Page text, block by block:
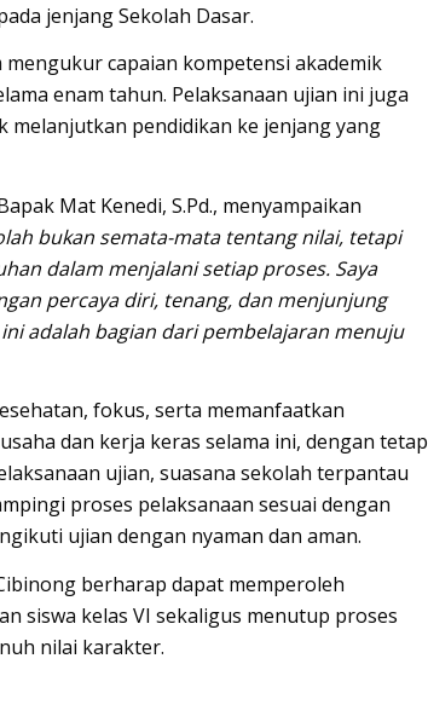
jenjang Sekolah Dasar.
capaian kompetensi akademik
enam tahun. Pelaksanaan ujian ini juga
melanjutkan pendidikan ke jenjang yang
Mat Kenedi, S.Pd., menyampaikan
bukan semata-mata tentang nilai, tetapi
dalam menjalani setiap proses. Saya
percaya diri, tenang, dan menjunjung
adalah bagian dari pembelajaran menuju
fokus, serta memanfaatkan
dan kerja keras selama ini, dengan tetap
ujian, suasana sekolah terpantau
proses pelaksanaan sesuai dengan
ujian dengan nyaman dan aman.
berharap dapat memperoleh
siswa kelas VI sekaligus menutup proses
nilai karakter.